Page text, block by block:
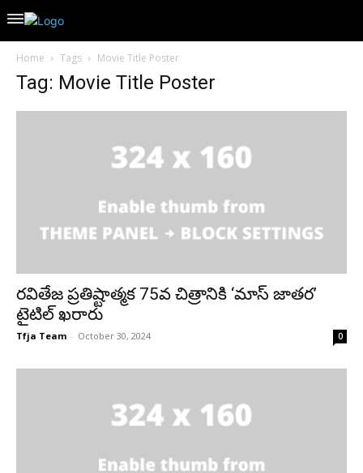
Home Tags Movie Title Poster
Tag: Movie Title Poster
రవితేజ ప్రతిష్టాత్మక 75వ చిత్రానికి ‘మాస్ జాతర’
టైటిల్ ఖరారు
Tfja Team - October 30, 2024 0